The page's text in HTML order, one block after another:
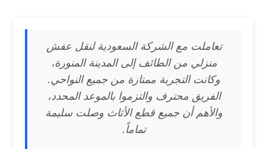
تعاملت مع الشركة السعودية لنقل عفش
منزلي من الطائف إلى المدينة المنورة،
وكانت التجربة ممتازة من جميع النواحي.
الفريق محترف والتزموا بالموعد المحدد،
والأهم أن جميع قطع الأثاث وصلت سليمة
تماماً.